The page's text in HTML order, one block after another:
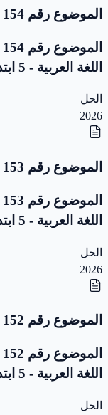
الموضوع رقم 154
اللغة العربية - 5 ابتدائي
الحل
2026
الموضوع رقم 153
اللغة العربية - 5 ابتدائي
الحل
2026
الموضوع رقم 152
اللغة العربية - 5 ابتدائي
الحل